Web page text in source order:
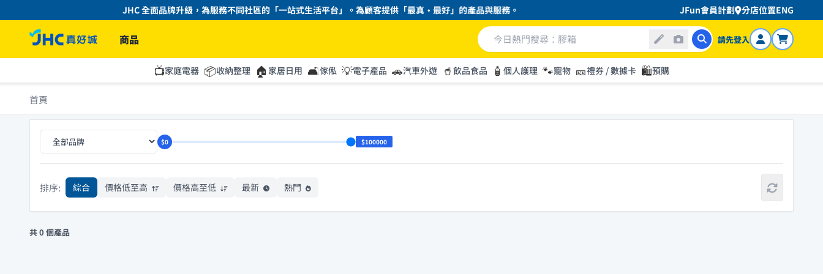
JHC 全面品牌升級，為服務不同社區的「一站式生活平台」。為顧客提供「最真・最好」的產品與服務。 JFun會員計劃 分店位置ENG
商品 請先登入
📺家庭電器 📦收納整理 🏠 家居日用 🛋️傢俬 💡電子產品 🚗汽車外遊 🥤 飲品食品 🧴 個人護理 🐾寵物 🎫禮券 / 數據卡 🛍️預購
首頁
$0 $100000
排序: 綜合 價格低至高 價格高至低 最新 熱門
共 0 個產品